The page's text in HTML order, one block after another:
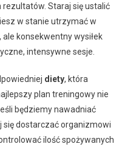
rezultatów. Staraj się ustalić
w stanie utrzymać w
konsekwentny wysiłek
intensywne sesje.
diety, która
plan treningowy nie
będziemy nawadniać
dostarczać organizmowi
ilość spożywanych